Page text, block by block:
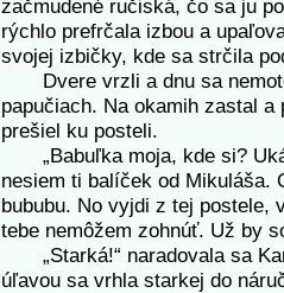
začmudené ručiská, čo sa ju
rýchlo prefrčala izbou a
svojej izbičky, kde sa strčila
Dvere vrzli a dnu sa
papučiach. Na okamih zastal
prešiel ku posteli.
„Babuľka moja, kde si?
nesiem ti balíček od Mikuláša.
bububu. No vyjdi z tej
tebe nemôžem zohnúť. Už by
„Starká!“ naradovala sa
úľavou sa vrhla starkej do